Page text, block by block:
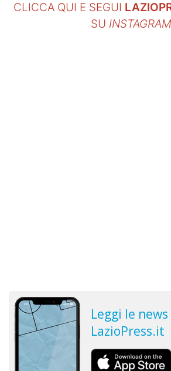
CLICCA QUI E SEGUI
SU INSTAGRAM